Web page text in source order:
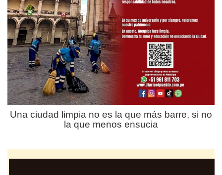
Una ciudad limpia no es la que más barre, si no
la que menos ensucia